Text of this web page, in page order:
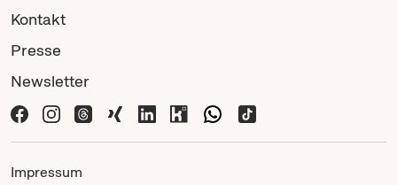
Kontakt
Presse
Newsletter
Impressum